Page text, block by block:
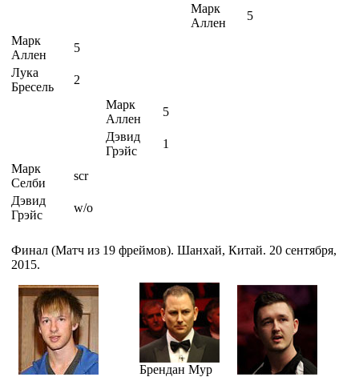
Марк
Аллен
5
Марк
Аллен
5
Лука
Бресель
2
Марк
Аллен
5
Дэвид
Грэйс
1
Марк
Селби
scr
Дэвид
Грэйс
w/o
Финал (Матч из 19 фреймов). Шанхай, Китай. 20 сентября,
2015.
Брендан Мур